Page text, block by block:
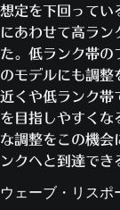
想定を下回ってい
にあわせて高ラン
た。低ランク帯の
のモデルにも調整
近くや低ランク帯
を目指しやすくな
な調整をこの機会
ンクへと到達で
ウェーブ・リスポ